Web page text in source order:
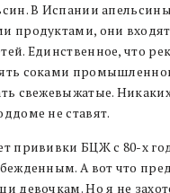
В Испании
продуктами, они входят
Единственное, что
соками
свежевыжатые.
не ставят.
прививки БЦЖ с 80-х
А вот что
девочкам. Но я не